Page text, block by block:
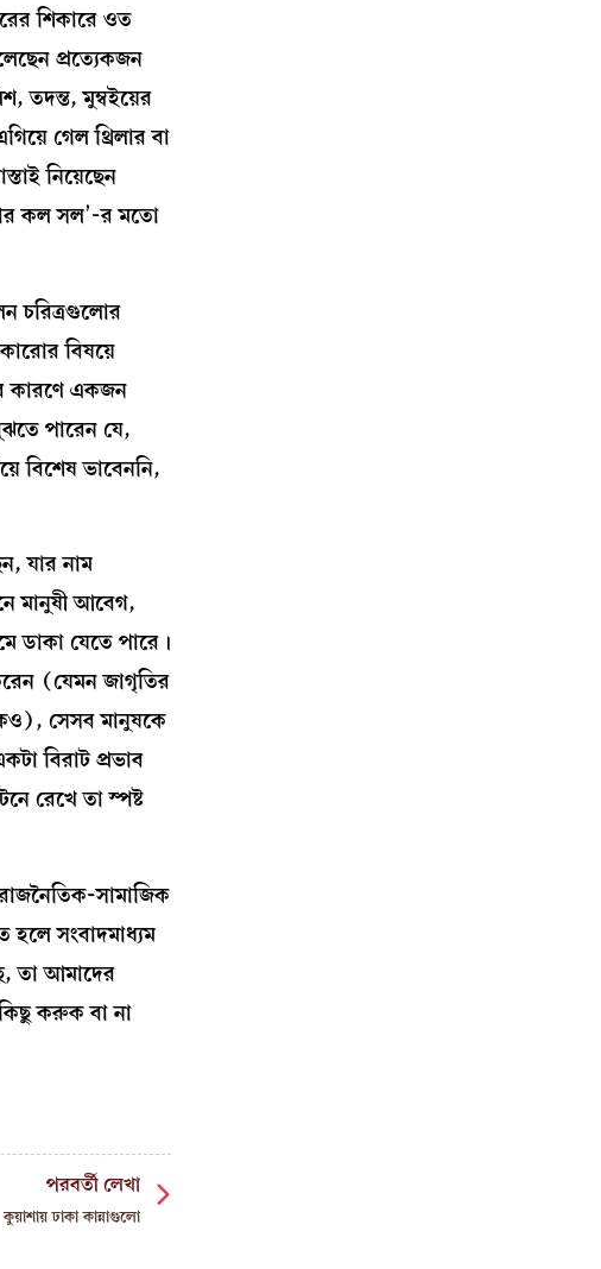
শিকারে ওত
প্রত্যেকজন
তদন্ত, মুম্বইয়ের
গেল থ্রিলার বা
নিয়েছেন
কল সল’-র মতো
চরিত্রগুলোর
বিষয়ে
কারণে একজন
পারেন যে,
বিশেষ ভাবেননি,
যার নাম
মানুষী আবেগ,
ডাকা যেতে পারে।
(যেমন জাগৃতির
সেসব মানুষকে
বিরাট প্রভাব
রেখে তা স্পষ্ট
সামাজিক
সংবাদমাধ্যম
তা আমাদের
করুক বা না
পরবর্তী লেখা
কুয়াশায় ঢাকা কান্নাগুলো